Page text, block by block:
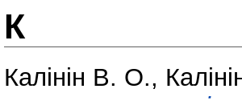
К
Калінін В. О.,